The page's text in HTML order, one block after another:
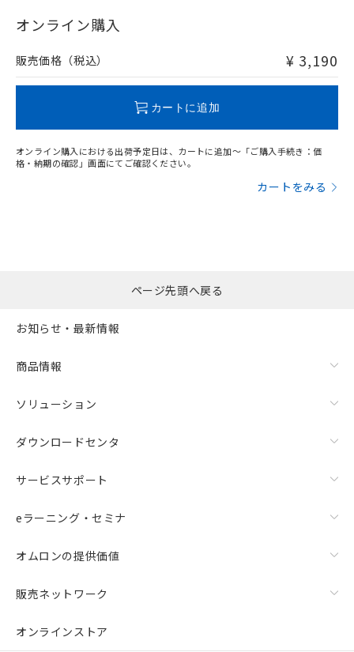
在庫等で未対応品が混在する可能性があります。
問い合わせください。
オンライン購入
販売価格（税込） ¥ 3,190
カートに追加
オンライン購入における出荷予定日は、カートに追加～「ご購入手続き：価
格・納期の確認」画面にてご確認ください。
カートをみる
ページ先頭へ戻る
お知らせ・最新情報
商品情報
ソリューション
ダウンロードセンタ
サービスサポート
eラーニング・セミナ
オムロンの提供価値
販売ネットワーク
オンラインストア